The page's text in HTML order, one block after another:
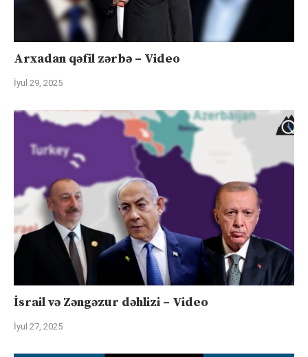
Arxadan qəfil zərbə – Video
İyul 29, 2025
İsrail və Zəngəzur dəhlizi – Video
İyul 27, 2025